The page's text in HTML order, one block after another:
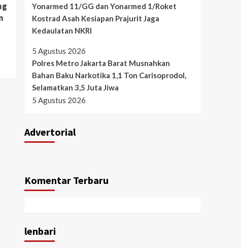
Yonarmed 11/GG dan Yonarmed 1/Roket
Kostrad Asah Kesiapan Prajurit Jaga
Kedaulatan NKRI
5 Agustus 2026
Polres Metro Jakarta Barat Musnahkan
Bahan Baku Narkotika 1,1 Ton Carisoprodol,
Selamatkan 3,5 Juta Jiwa
5 Agustus 2026
Advertorial
Komentar Terbaru
lenbari